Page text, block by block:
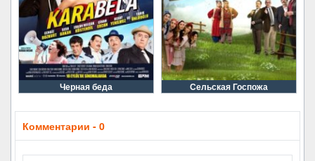
Черная беда Сельская Госпожа
Комментарии - 0